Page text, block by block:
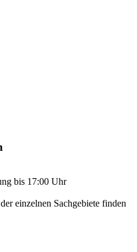
bis 17:00 Uhr
einzelnen Sachgebiete finden